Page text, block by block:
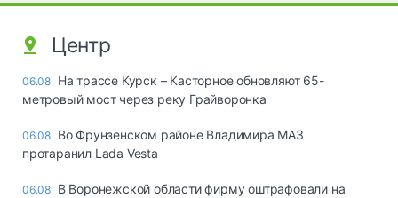
Центр
06.08 На трассе Курск – Касторное обновляют 65-
метровый мост через реку Грайворонка
06.08 Во Фрунзенском районе Владимира МАЗ
протаранил Lada Vesta
06.08 В Воронежской области фирму оштрафовали на